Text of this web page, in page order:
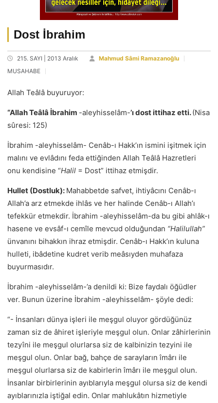
Dost İbrahim
215. SAYI | 2013 Aralık
Mahmud Sâmi Ramazanoğlu
MUSAHABE
Allah Teâlâ buyuruyor:
“Allah Teâlâ İbrahim -aleyhisselâm-’ıdost ittihaz etti.(Nisa
sûresi: 125)
İbrahim -aleyhisselâm- Cenâb-ı Hakk’ın ismini işitmek için
malını ve evlâdını feda ettiğinden Allah Teâlâ Hazretleri
onu kendisine “Halil = Dost” ittihaz etmişdir.
Hullet (Dostluk): Mahabbetde safvet, ihtiyâcını Cenâb-ı
Allah’a arz etmekde ihlâs ve her halinde Cenâb-ı Allah’ı
tefekkür etmekdir. İbrahim -aleyhisselâm-da bu gibi ahlâk-ı
hasene ve evsâf-ı cemîle mevcud olduğundan “Halilullah”
ünvanını bihakkın ihraz etmişdir. Cenâb-ı Hakk’ın kuluna
hulleti, ibâdetine kudret verib meâsıyden muhafaza
buyurmasıdır.
İbrahim -aleyhisselâm-’a denildi ki: Bize faydalı öğüdler
ver. Bunun üzerine İbrahim -aleyhisselâm- şöyle dedi:
“- İnsanları dünya işleri ile meşgul oluyor gördüğünüz
zaman siz de âhiret işleriyle meşgul olun. Onlar zâhirlerinin
tezyîni ile meşgul olurlarsa siz de kalbinizin tezyini ile
meşgul olun. Onlar bağ, bahçe de sarayların îmârı ile
meşgul olurlarsa siz de kabirlerin îmârı ile meşgul olun.
İnsanlar birbirlerinin ayıblarıyla meşgul olursa siz de kendi
ayıblarınızla iştiğal edin. Onlar mahlukâtın hizmetiyle